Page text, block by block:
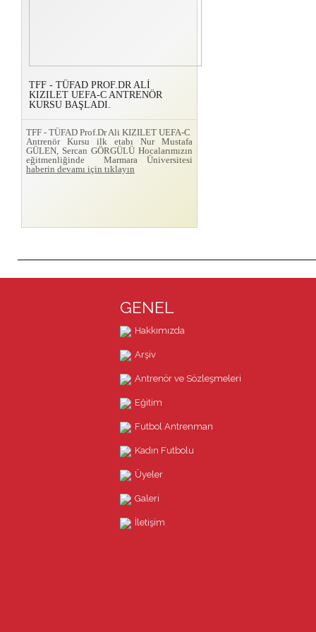
TFF - TÜFAD PROF.DR ALİ
KIZILET UEFA-C ANTRENÖR
KURSU BAŞLADI.
TFF - TÜFAD Prof.Dr Ali KIZILET UEFA-C
Antrenör Kursu ilk etabı Nur Mustafa
GÜLEN, Sercan GÖRGÜLÜ Hocalarımızın
eğitmenliğinde Marmara Üniversitesi
haberin devamı için tıklayın
GENEL
Hakkımızda
Arşiv
Antrenör ve Sözleşmeleri
Eğitim
Futbol Antrenman
Kadın Futbolu
Üyeler
Galeri
İletişim